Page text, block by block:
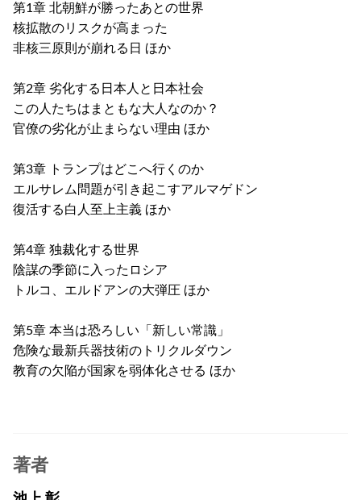
第1章 北朝鮮が勝ったあとの世界
核拡散のリスクが高まった
非核三原則が崩れる日 ほか
第2章 劣化する日本人と日本社会
この人たちはまともな大人なのか？
官僚の劣化が止まらない理由 ほか
第3章 トランプはどこへ行くのか
エルサレム問題が引き起こすアルマゲドン
復活する白人至上主義 ほか
第4章 独裁化する世界
陰謀の季節に入ったロシア
トルコ、エルドアンの大弾圧 ほか
第5章 本当は恐ろしい「新しい常識」
危険な最新兵器技術のトリクルダウン
教育の欠陥が国家を弱体化させる ほか
著者